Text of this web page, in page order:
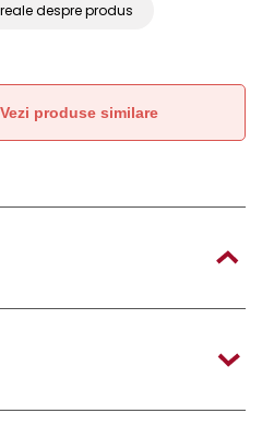
despre produs
Vezi produse similare